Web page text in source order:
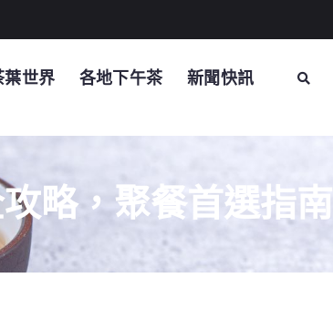
葉世界 各地下午茶 新聞快訊
略，聚餐首選指南